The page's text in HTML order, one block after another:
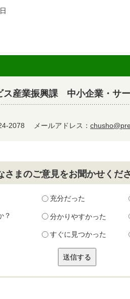
産業振興課 中小企業・サー
2078 メールアドレス：
さまのご意見をお聞かせくだ
充分だった
？ 分かりやすかった
すぐに見つかった